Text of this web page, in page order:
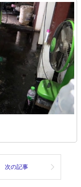
次の記事